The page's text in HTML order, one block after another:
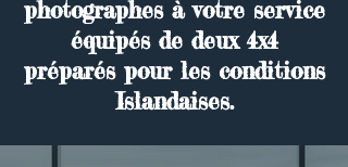
photographes à votre service
équipés de deux 4x4
préparés pour les conditions
Islandaises.